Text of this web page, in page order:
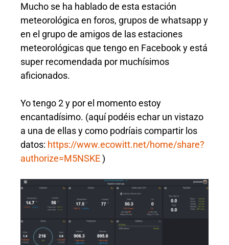
Mucho se ha hablado de esta estación
meteorológica en foros, grupos de whatsapp y
en el grupo de amigos de las estaciones
meteorológicas que tengo en Facebook y está
super recomendada por muchísimos
aficionados.
Yo tengo 2 y por el momento estoy
encantadísimo. (aquí podéis echar un vistazo
a una de ellas y como podríais compartir los
datos: https://www.ecowitt.net/home/share?
authorize=M5NSKE)